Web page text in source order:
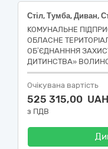
КОМУНАЛЬНЕ
ОБЛАСНЕ
ОБ’ЄДНАНННЯ
ДИТИНСТВА»
Очікувана вартість
525 315,00 UAH
з ПДВ